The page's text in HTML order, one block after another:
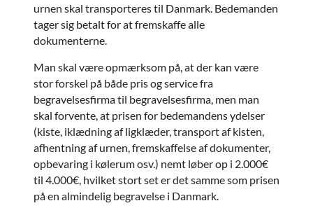
urnen skal transporteres til Danmark. Bedemanden
tager sig betalt for at fremskaffe alle
dokumenterne.
Man skal være opmærksom på, at der kan være
stor forskel på både pris og service fra
begravelsesfirma til begravelsesfirma, men man
skal forvente, at prisen for bedemandens ydelser
(kiste, iklædning af ligklæder, transport af kisten,
afhentning af urnen, fremskaffelse af dokumenter,
opbevaring i kølerum osv.) nemt løber op i 2.000€
til 4.000€, hvilket stort set er det samme som prisen
på en almindelig begravelse i Danmark.